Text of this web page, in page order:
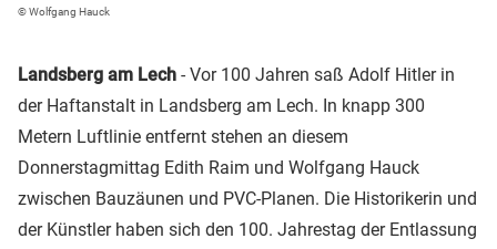
© Wolfgang Hauck
Landsberg am Lech - Vor 100 Jahren saß Adolf Hitler in
der Haftanstalt in Landsberg am Lech. In knapp 300
Metern Luftlinie entfernt stehen an diesem
Donnerstagmittag Edith Raim und Wolfgang Hauck
zwischen Bauzäunen und PVC-Planen. Die Historikerin und
der Künstler haben sich den 100. Jahrestag der Entlassung